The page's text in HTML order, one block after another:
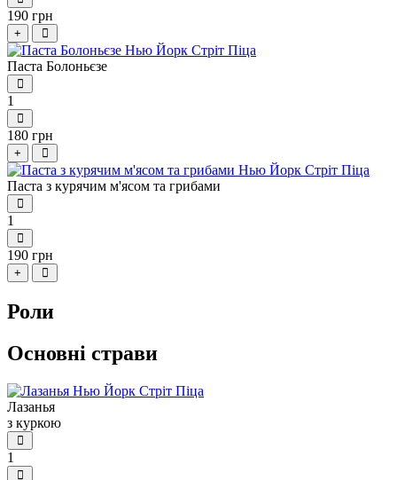
190 грн
+
Паста Болоньєзе
1
180 грн
+
Паста з курячим м'ясом та грибами
1
190 грн
+
Роли
Основні страви
Лазанья
з куркою
1